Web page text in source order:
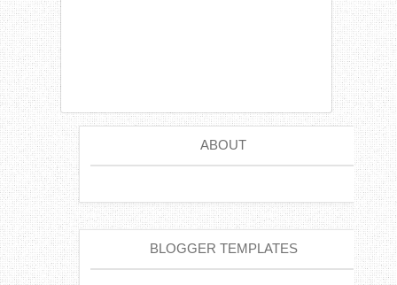
ABOUT
BLOGGER TEMPLATES